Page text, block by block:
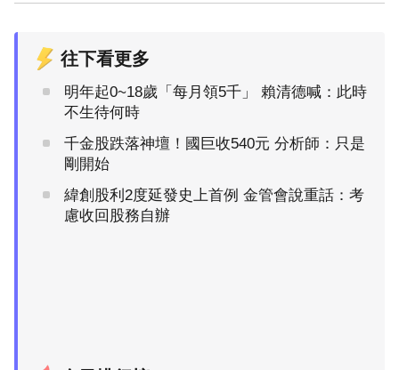
往下看更多
明年起0~18歲「每月領5千」 賴清德喊：此時
不生待何時
千金股跌落神壇！國巨收540元 分析師：只是
剛開始
緯創股利2度延發史上首例 金管會說重話：考
慮收回股務自辦